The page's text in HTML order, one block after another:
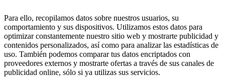
Para ello, recopilamos datos sobre nuestros usuarios, su
comportamiento y sus dispositivos. Utilizamos estos datos para
optimizar constantemente nuestro sitio web y mostrarte publicidad y
contenidos personalizados, así como para analizar las estadísticas de
uso. También podemos comparar tus datos encriptados con
proveedores externos y mostrarte ofertas a través de sus canales de
publicidad online, sólo si ya utilizas sus servicios.